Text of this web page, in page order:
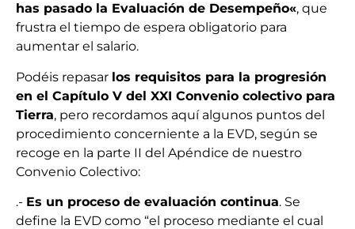
has pasado la Evaluación de Desempeño«, que
frustra el tiempo de espera obligatorio para
aumentar el salario.
Podéis repasar los requisitos para la progresión
en el Capítulo V del XXI Convenio colectivo para
Tierra, pero recordamos aquí algunos puntos del
procedimiento concerniente a la EVD, según se
recoge en la parte II del Apéndice de nuestro
Convenio Colectivo:
.- Es un proceso de evaluación continua. Se
define la EVD como “el proceso mediante el cual